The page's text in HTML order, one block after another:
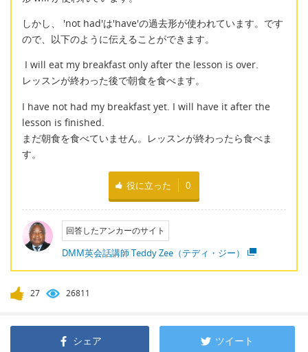
しかし、 'not had'は'have'の過去形が使われています。です
ので、以下のように伝えることができます。
I will eat my breakfast only after the lesson is over.
レッスンが終わった後で朝食を食べます。
I have not had my breakfast yet. I will have it after the
lesson is finished.
まだ朝食を食べていません。レッスンが終わったら食べま
す。
役に立った 0
回答したアンカーのサイト
DMM英会話講師 Teddy Zee（テディ・ジー）
27 26811
シェア ツイート